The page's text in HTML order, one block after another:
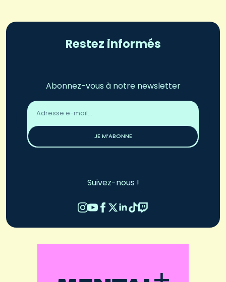
Restez informés
Abonnez-vous à notre newsletter
Adresse
email
JE M’ABONNE
Suivez-nous !